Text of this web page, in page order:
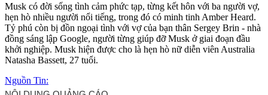
Musk có đời sống tình cảm phức tạp, từng kết hôn với ba người vợ,
hẹn hò nhiều người nổi tiếng, trong đó có minh tinh Amber Heard.
Tỷ phú còn bị đồn ngoại tình với vợ của bạn thân Sergey Brin - nhà
đồng sáng lập Google, người từng giúp đỡ Musk ở giai đoạn đầu
khởi nghiệp. Musk hiện được cho là hẹn hò nữ diễn viên Australia
Natasha Bassett, 27 tuổi.
Nguồn Tin: